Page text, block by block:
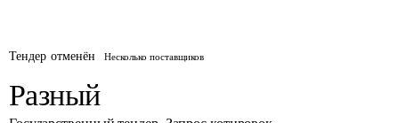
Тендер отменён Несколько поставщиков
Разный